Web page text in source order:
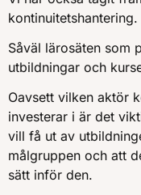
kontinuitetshantering.
Såväl lärosäten som
utbildningar och
Oavsett vilken aktör
investerar i är det
vill få ut av
målgruppen och att
sätt inför den.